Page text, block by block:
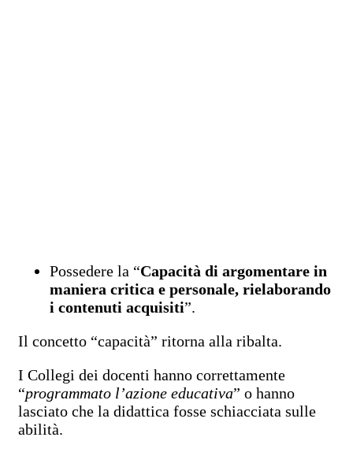
Possedere la “Capacità di argomentare in
maniera critica e personale, rielaborando
i contenuti acquisiti”.
Il concetto “capacità” ritorna alla ribalta.
I Collegi dei docenti hanno correttamente
“programmato l’azione educativa” o hanno
lasciato che la didattica fosse schiacciata sulle
abilità.